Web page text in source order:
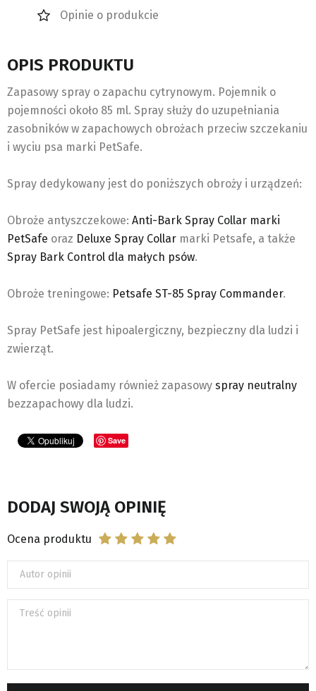
Opinie o produkcie
OPIS PRODUKTU
Zapasowy spray o zapachu cytrynowym. Pojemnik o
pojemności około 85 ml. Spray służy do uzupełniania
zasobników w zapachowych obrożach przeciw szczekaniu
i wyciu psa marki PetSafe.
Spray dedykowany jest do poniższych obroży i urządzeń:
Obroże antyszczekowe: Anti-Bark Spray Collar marki
PetSafe oraz Deluxe Spray Collar marki Petsafe, a także
Spray Bark Control dla małych psów.
Obroże treningowe: Petsafe ST-85 Spray Commander.
Spray PetSafe jest hipoalergiczny, bezpieczny dla ludzi i
zwierząt.
W ofercie posiadamy również zapasowy spray neutralny
bezzapachowy dla ludzi.
Save
DODAJ SWOJĄ OPINIĘ
Ocena produktu
Autor opinii
Treść opinii